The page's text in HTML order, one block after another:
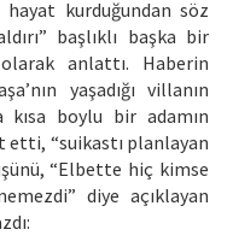
kurduğundan söz
başlıklı başka bir
anlattı. Haberin
yaşadığı villanın
kısa boylu bir adamın
etti, “suikastı planlayan
“Elbette hiç kimse
diye açıklayan